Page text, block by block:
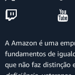
A Amazon é uma
fundamentos de
que não faz distinção